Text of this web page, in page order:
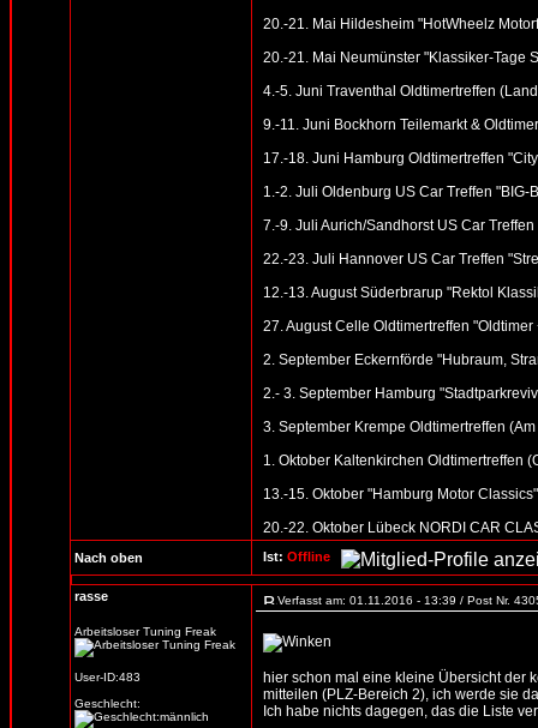
20.-21. Mai Hildesheim "HotWheelz
20.-21. Mai Neumünster "Klassiker-Tage
4.-5. Juni Traventhal Oldtimertreffen
9.-11. Juni Bockhorn Teilemarkt &
17.-18. Juni Hamburg Oldtimertreffen
1.-2. Juli Oldenburg US Car Treffen
7.-9. Juli Aurich/Sandhorst US Car
22.-23. Juli Hannover US Car Treffen
12.-13. August Süderbrarup "Rektol
27. August Celle Oldtimertreffen "Oldtimer
2. September Eckernförde "Hubraum,
2.- 3. September Hamburg
3. September Krempe Oldtimertreffen
1. Oktober Kaltenkirchen Oldtimertreffen
13.-15. Oktober "Hamburg Motor
20.-22. Oktober Lübeck NORDI CAR
Nach oben Ist: Offline
rasse
Arbeitsloser Tuning Freak
User-ID:483
Geschlecht:
Verfasst am: 01.11.2016 - 13:39 / Post Nr.
hier schon mal eine kleine Übersicht der
mitteilen (PLZ-Bereich 2), ich werde sie
Ich habe nichts dagegen, das die Liste